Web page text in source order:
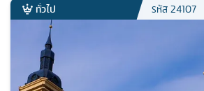
ทั่วไป รหัส24107